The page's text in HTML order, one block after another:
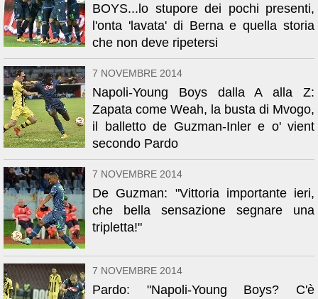
BOYS...lo stupore dei pochi presenti,
l'onta 'lavata' di Berna e quella storia
che non deve ripetersi
7 NOVEMBRE 2014
Napoli-Young Boys dalla A alla Z:
Zapata come Weah, la busta di Mvogo,
il balletto de Guzman-Inler e o' vient
secondo Pardo
7 NOVEMBRE 2014
De Guzman: "Vittoria importante ieri,
che bella sensazione segnare una
tripletta!"
7 NOVEMBRE 2014
Pardo: "Napoli-Young Boys? C'è